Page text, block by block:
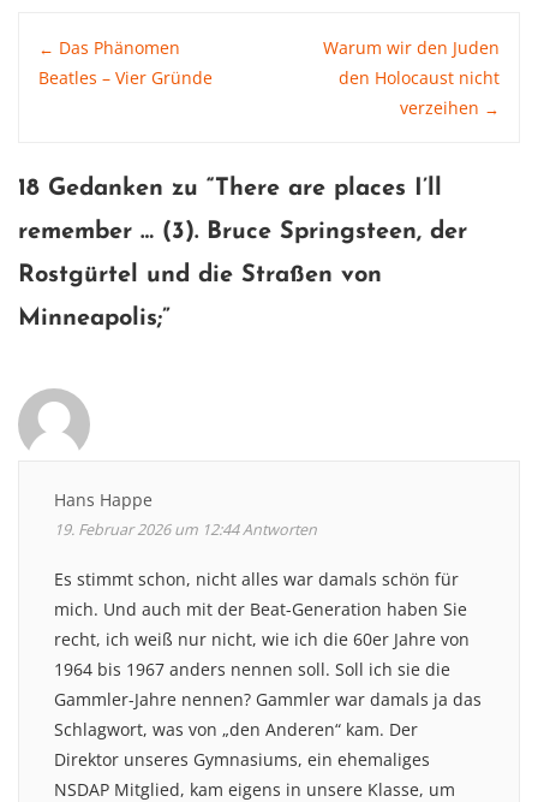
Post
← Das Phänomen
Beatles – Vier Gründe
Warum wir den Juden
den Holocaust nicht
verzeihen →
18 Gedanken zu “There are places I’ll
remember … (3). Bruce Springsteen, der
Rostgürtel und die Straßen von
Minneapolis;”
Hans Happe
19. Februar 2026 um 12:44Antworten
Es stimmt schon, nicht alles war damals schön für
mich. Und auch mit der Beat-Generation haben Sie
recht, ich weiß nur nicht, wie ich die 60er Jahre von
1964 bis 1967 anders nennen soll. Soll ich sie die
Gammler-Jahre nennen? Gammler war damals ja das
Schlagwort, was von „den Anderen“ kam. Der
Direktor unseres Gymnasiums, ein ehemaliges
NSDAP Mitglied, kam eigens in unsere Klasse, um